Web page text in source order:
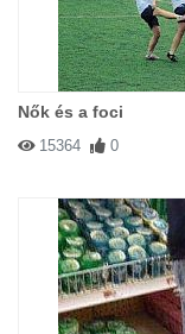
Nők és a foci
15364 0